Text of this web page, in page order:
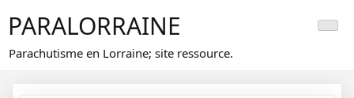
content
PARALORRAINE
Parachutisme en Lorraine; site ressource.